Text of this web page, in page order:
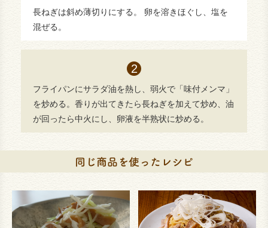
長ねぎは斜め薄切りにする。 卵を溶きほぐし、塩を
混ぜる。
フライパンにサラダ油を熱し、弱火で「味付メンマ」
を炒める。香りが出てきたら長ねぎを加えて炒め、油
が回ったら中火にし、卵液を半熟状に炒める。